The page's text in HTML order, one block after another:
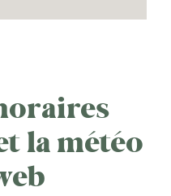
la météo